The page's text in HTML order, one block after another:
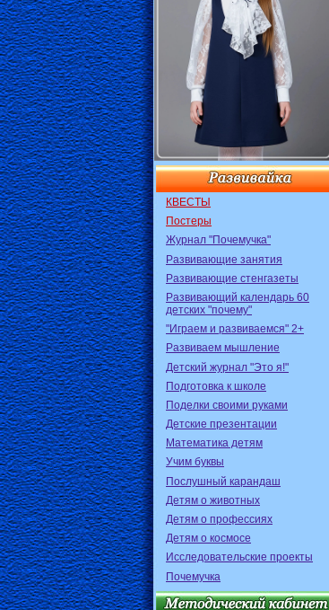
КВЕСТЫ
Постеры
Журнал "Почемучка"
Развивающие занятия
Развивающие стенгазеты
Развивающий календарь 60
детских "почему"
"Играем и развиваемся" 2+
Развиваем мышление
Детский журнал "Это я!"
Подготовка к школе
Поделки своими руками
Детские презентации
Математика детям
Учим буквы
Послушный карандаш
Детям о животных
Детям о профессиях
Детям о космосе
Исследовательские проекты
Почемучка